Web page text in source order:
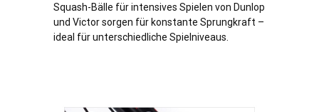
Squash-Bälle für intensives Spielen von Dunlop
und Victor sorgen für konstante Sprungkraft –
ideal für unterschiedliche Spielniveaus.